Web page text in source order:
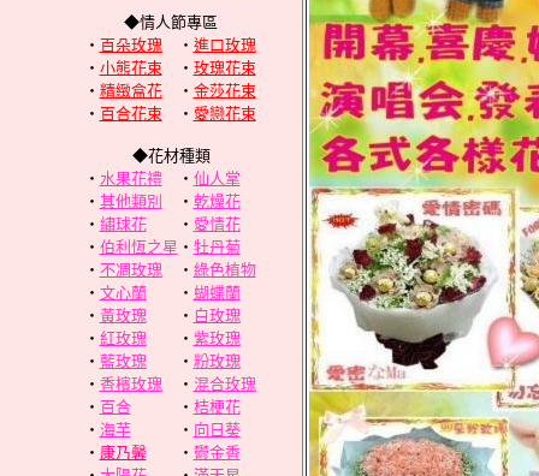
◆情人節專區
‧ 百朵玫瑰 ‧ 進口玫瑰
‧ 小熊花束 ‧ 玫瑰花束
‧ 精緻盒花 ‧ 金莎花束
‧ 百合花束 ‧ 愛戀花束
◆花材種類
‧ 水果花禮 ‧ 仙人掌
‧ 其他類別 ‧ 乾燥花
‧ 繡球花 ‧ 愛情花
‧ 伯利恆之星 ‧ 牡丹菊
‧ 不凋玫瑰 ‧ 綠色植物
‧ 文心蘭 ‧ 蝴蝶蘭
‧ 黃玫瑰 ‧ 白玫瑰
‧ 紅玫瑰 ‧ 紫玫瑰
‧ 藍玫瑰 ‧ 粉玫瑰
‧ 香檳玫瑰 ‧ 混合玫瑰
‧ 百合 ‧ 桔梗花
‧ 海芋 ‧ 向日葵
‧ 康乃馨 ‧ 鬱金香